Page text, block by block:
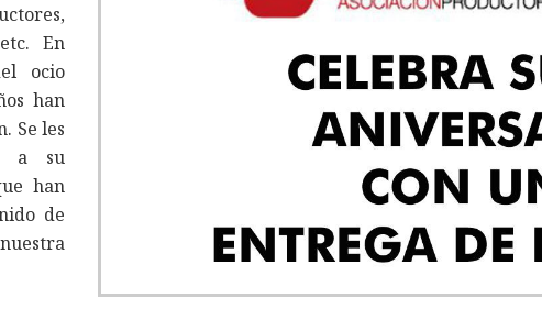
En
ocio
han
Se les
a su
han
de